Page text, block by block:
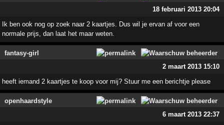
18 februari 2013 20:04
Ik ben ook nog op zoek naar 2 kaartjes. Dus wil je ervan af voor een
normale prijs, dan laat het maar weten.
fantasy-girl
2 maart 2013 15:10
heeft iemand 2 kaartjes te koop voor mij? Stuur me een berichtje please
openhaardstyle
6 maart 2013 22:37